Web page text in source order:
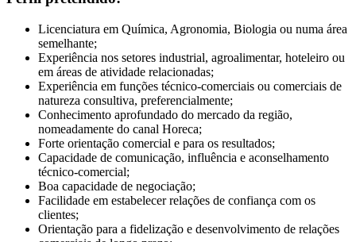
Licenciatura em Química, Agronomia, Biologia ou numa área
semelhante;
Experiência nos setores industrial, agroalimentar, hoteleiro ou
em áreas de atividade relacionadas;
Experiência em funções técnico-comerciais ou comerciais de
natureza consultiva, preferencialmente;
Conhecimento aprofundado do mercado da região,
nomeadamente do canal Horeca;
Forte orientação comercial e para os resultados;
Capacidade de comunicação, influência e aconselhamento
técnico-comercial;
Boa capacidade de negociação;
Facilidade em estabelecer relações de confiança com os
clientes;
Orientação para a fidelização e desenvolvimento de relações